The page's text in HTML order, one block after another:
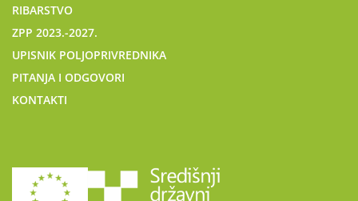
RIBARSTVO
ZPP 2023.-2027.
UPISNIK POLJOPRIVREDNIKA
PITANJA I ODGOVORI
KONTAKTI